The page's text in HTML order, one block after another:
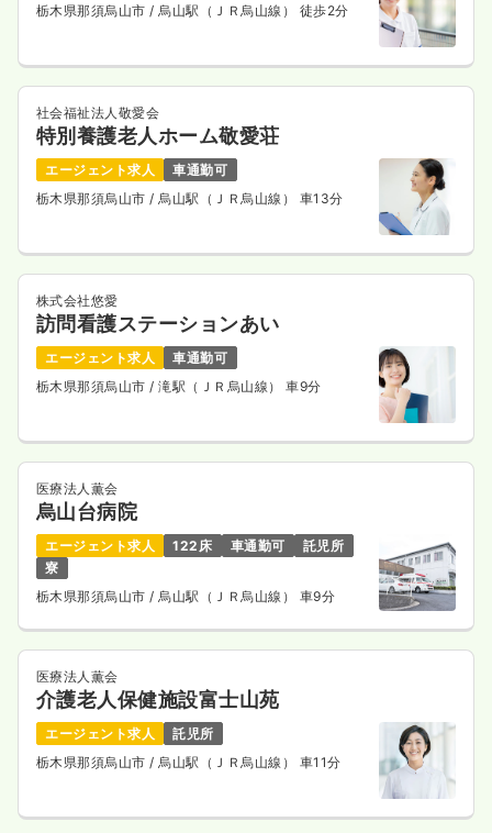
栃木県那須烏山市 / 烏山駅（ＪＲ烏山線） 徒歩2分
社会福祉法人敬愛会
特別養護老人ホーム敬愛荘
エージェント求人
車通勤可
栃木県那須烏山市 / 烏山駅（ＪＲ烏山線） 車13分
株式会社悠愛
訪問看護ステーションあい
エージェント求人
車通勤可
栃木県那須烏山市 / 滝駅（ＪＲ烏山線） 車9分
医療法人薫会
烏山台病院
エージェント求人 122床 車通勤可
託児所
寮
栃木県那須烏山市/ 烏山駅（ＪＲ烏山線） 車9分
医療法人薫会
介護老人保健施設富士山苑
エージェント求人
託児所
栃木県那須烏山市 / 烏山駅（ＪＲ烏山線） 車11分